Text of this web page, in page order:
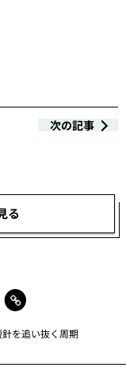
次の記事
る
を追い抜く周期